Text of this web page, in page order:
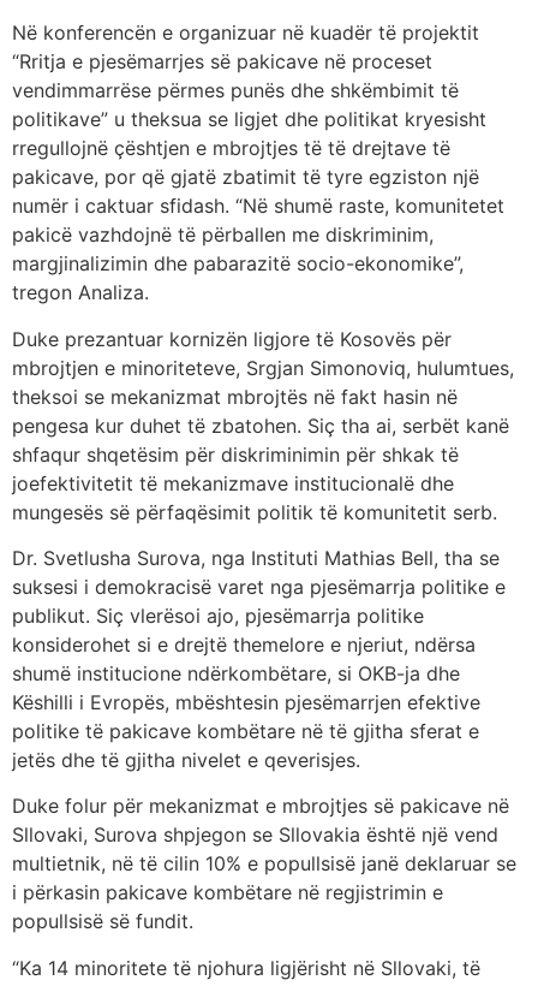
Në konferencën e organizuar në kuadër të projektit
“Rritja e pjesëmarrjes së pakicave në proceset
vendimmarrëse përmes punës dhe shkëmbimit të
politikave” u theksua se ligjet dhe politikat kryesisht
rregullojnë çështjen e mbrojtjes të të drejtave të
pakicave, por që gjatë zbatimit të tyre egziston një
numër i caktuar sfidash. “Në shumë raste, komunitetet
pakicë vazhdojnë të përballen me diskriminim,
margjinalizimin dhe pabarazitë socio-ekonomike”,
tregon Analiza.
Duke prezantuar kornizën ligjore të Kosovës për
mbrojtjen e minoriteteve, Srgjan Simonoviq, hulumtues,
theksoi se mekanizmat mbrojtës në fakt hasin në
pengesa kur duhet të zbatohen. Siç tha ai, serbët kanë
shfaqur shqetësim për diskriminimin për shkak të
joefektivitetit të mekanizmave institucionalë dhe
mungesës së përfaqësimit politik të komunitetit serb.
Dr. Svetlusha Surova, nga Instituti Mathias Bell, tha se
suksesi i demokracisë varet nga pjesëmarrja politike e
publikut. Siç vlerësoi ajo, pjesëmarrja politike
konsiderohet si e drejtë themelore e njeriut, ndërsa
shumë institucione ndërkombëtare, si OKB-ja dhe
Këshilli i Evropës, mbështesin pjesëmarrjen efektive
politike të pakicave kombëtare në të gjitha sferat e
jetës dhe të gjitha nivelet e qeverisjes.
Duke folur për mekanizmat e mbrojtjes së pakicave në
Sllovaki, Surova shpjegon se Sllovakia është një vend
multietnik, në të cilin 10% e popullsisë janë deklaruar se
i përkasin pakicave kombëtare në regjistrimin e
popullsisë së fundit.
“Ka 14 minoritete të njohura ligjërisht në Sllovaki, të